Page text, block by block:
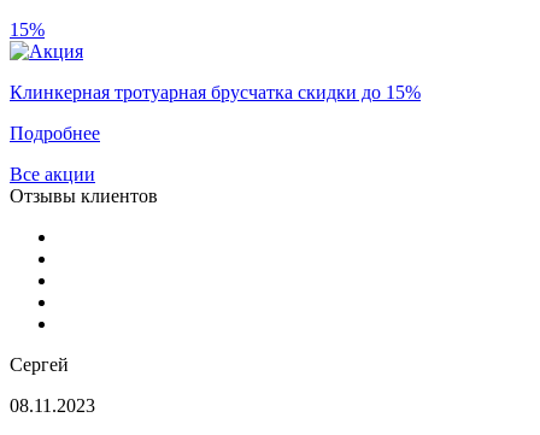
15%
Клинкерная тротуарная брусчатка скидки до 15%
Подробнее
Все акции
Отзывы клиентов
Сергей
08.11.2023